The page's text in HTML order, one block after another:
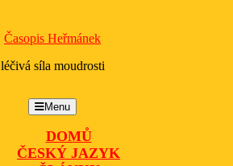
Časopis Heřmánek
léčivá síla moudrosti
MenuMenu
DOMŮ
ČESKÝ JAZYK